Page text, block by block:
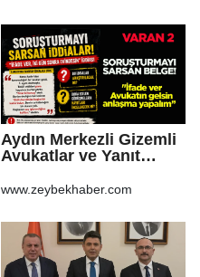
Aydın Merkezli Gizemli
Avukatlar ve Yanıt
www.zeybekhaber.com